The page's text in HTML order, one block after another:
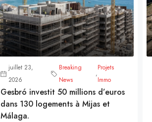
juillet 23,
2026
Breaking
News
,
Projets
Immo
Gesbró investit 50 millions d’euros
dans 130 logements à Mijas et
Málaga.